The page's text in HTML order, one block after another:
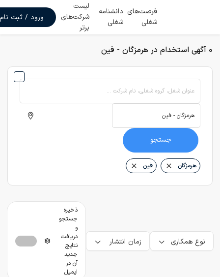
فرصت‌های
شغلی
دانشنامه
شغلی
لیست
شرکت‌های
برتر
ورود / ثبت نام
0 آگهی استخدام در هرمزگان - فین
عنوان شغل، گروه شغلی، نام شرکت ...
جستجو
هرمزگان فین
نوع همکاری زمان انتشار
ذخیره
جستجو
و
دریافت
نتایج
جدید
آن در
ایمیل